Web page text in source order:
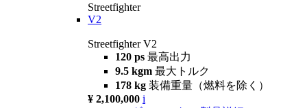
Streetfighter
V2
Streetfighter V2
120 ps 最高出力
9.5 kgm 最大トルク
178 kg 装備重量（燃料を除く）
¥ 2,100,000 i